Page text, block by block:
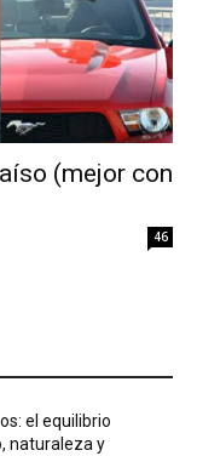
(mejor con
46
el equilibrio
naturaleza y